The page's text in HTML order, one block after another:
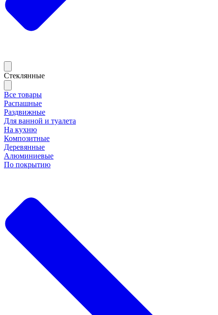
Стеклянные
Все товары
Распашные
Раздвижные
Для ванной и туалета
На кухню
Композитные
Деревянные
Алюминиевые
По покрытию